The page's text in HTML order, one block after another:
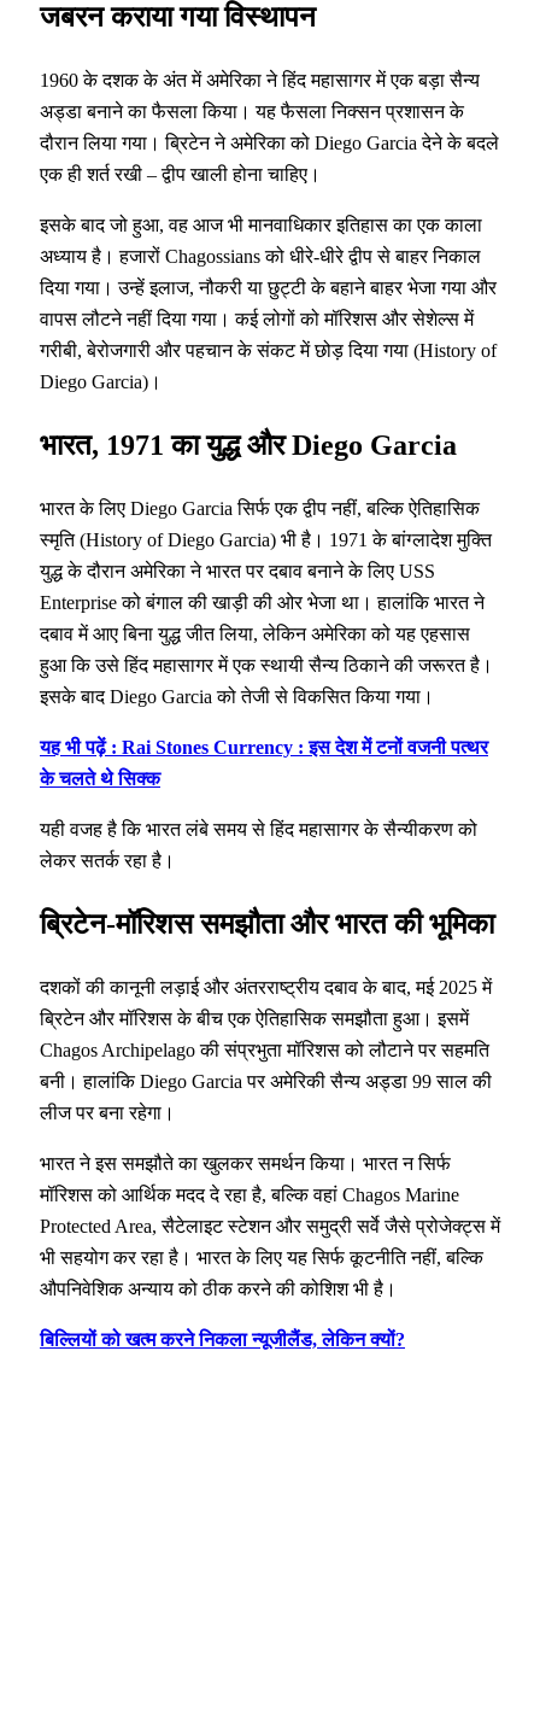
जबरन कराया गया विस्थापन
1960 के दशक के अंत में अमेरिका ने हिंद महासागर में एक बड़ा सैन्य
अड्डा बनाने का फैसला किया। यह फैसला निक्सन प्रशासन के
दौरान लिया गया। ब्रिटेन ने अमेरिका को Diego Garcia देने के बदले
एक ही शर्त रखी – द्वीप खाली होना चाहिए।
इसके बाद जो हुआ, वह आज भी मानवाधिकार इतिहास का एक काला
अध्याय है। हजारों Chagossians को धीरे-धीरे द्वीप से बाहर निकाल
दिया गया। उन्हें इलाज, नौकरी या छुट्टी के बहाने बाहर भेजा गया और
वापस लौटने नहीं दिया गया। कई लोगों को मॉरिशस और सेशेल्स में
गरीबी, बेरोजगारी और पहचान के संकट में छोड़ दिया गया (History of
Diego Garcia)।
भारत, 1971 का युद्ध और Diego Garcia
भारत के लिए Diego Garcia सिर्फ एक द्वीप नहीं, बल्कि ऐतिहासिक
स्मृति (History of Diego Garcia) भी है। 1971 के बांग्लादेश मुक्ति
युद्ध के दौरान अमेरिका ने भारत पर दबाव बनाने के लिए USS
Enterprise को बंगाल की खाड़ी की ओर भेजा था। हालांकि भारत ने
दबाव में आए बिना युद्ध जीत लिया, लेकिन अमेरिका को यह एहसास
हुआ कि उसे हिंद महासागर में एक स्थायी सैन्य ठिकाने की जरूरत है।
इसके बाद Diego Garcia को तेजी से विकसित किया गया।
यह भी पढ़ें : Rai Stones Currency : इस देश में टनों वजनी पत्थर
के चलते थे सिक्क
यही वजह है कि भारत लंबे समय से हिंद महासागर के सैन्यीकरण को
लेकर सतर्क रहा है।
ब्रिटेन-मॉरिशस समझौता और भारत की भूमिका
दशकों की कानूनी लड़ाई और अंतरराष्ट्रीय दबाव के बाद, मई 2025 में
ब्रिटेन और मॉरिशस के बीच एक ऐतिहासिक समझौता हुआ। इसमें
Chagos Archipelago की संप्रभुता मॉरिशस को लौटाने पर सहमति
बनी। हालांकि Diego Garcia पर अमेरिकी सैन्य अड्डा 99 साल की
लीज पर बना रहेगा।
भारत ने इस समझौते का खुलकर समर्थन किया। भारत न सिर्फ
मॉरिशस को आर्थिक मदद दे रहा है, बल्कि वहां Chagos Marine
Protected Area, सैटेलाइट स्टेशन और समुद्री सर्वे जैसे प्रोजेक्ट्स में
भी सहयोग कर रहा है। भारत के लिए यह सिर्फ कूटनीति नहीं, बल्कि
औपनिवेशिक अन्याय को ठीक करने की कोशिश भी है।
बिल्लियों को खत्म करने निकला न्यूजीलैंड, लेकिन क्यों?